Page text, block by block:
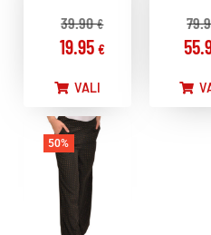
39.90€
19.95 €
VALI
50%